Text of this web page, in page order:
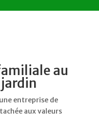
au
entreprise de
aux valeurs